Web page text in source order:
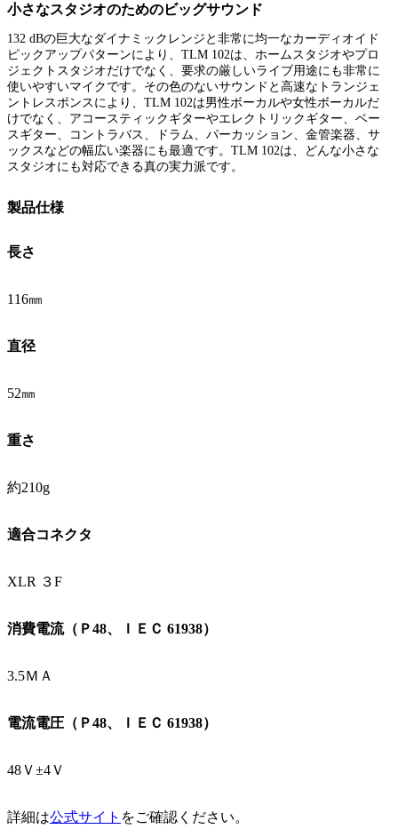
小さなスタジオのためのビッグサウンド
132 dBの巨大なダイナミックレンジと非常に均一なカーディオイド
ピックアップパターンにより、TLM 102は、ホームスタジオやプロ
ジェクトスタジオだけでなく、要求の厳しいライブ用途にも非常に
使いやすいマイクです。その色のないサウンドと高速なトランジェ
ントレスポンスにより、TLM 102は男性ボーカルや女性ボーカルだ
けでなく、アコースティックギターやエレクトリックギター、ベー
スギター、コントラバス、ドラム、パーカッション、金管楽器、サ
ックスなどの幅広い楽器にも最適です。TLM 102は、どんな小さな
スタジオにも対応できる真の実力派です。
製品仕様
長さ
116㎜
直径
52㎜
重さ
約210g
適合コネクタ
XLR ３F
消費電流（Ｐ48、ＩＥＣ 61938）
3.5ＭＡ
電流電圧（Ｐ48、ＩＥＣ 61938）
48Ｖ±4Ｖ
詳細は公式サイト をご確認ください。